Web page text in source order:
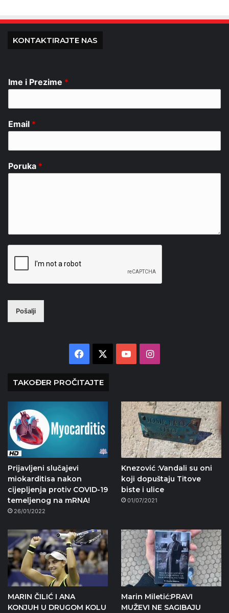
KONTAKTIRAJTE NAS
Ime i Prezime *
Email *
Poruka *
Pošalji
Facebook YouTubeInstagram
TAKOĐER PROČITAJTE
Prijavljeni slučajevi
miokarditisa nakon
cijepljenja protiv COVID-19
temeljenog na mRNA!
26/01/2022
Knezović :Vandali su oni
koji dopuštaju Titove
biste i ulice
01/07/2021
MARIN ČILIĆ I ANA
KONJUH U DRUGOM KOLU
Marin Miletić:PRAVI
MUŽEVI NE SAGIBAJU